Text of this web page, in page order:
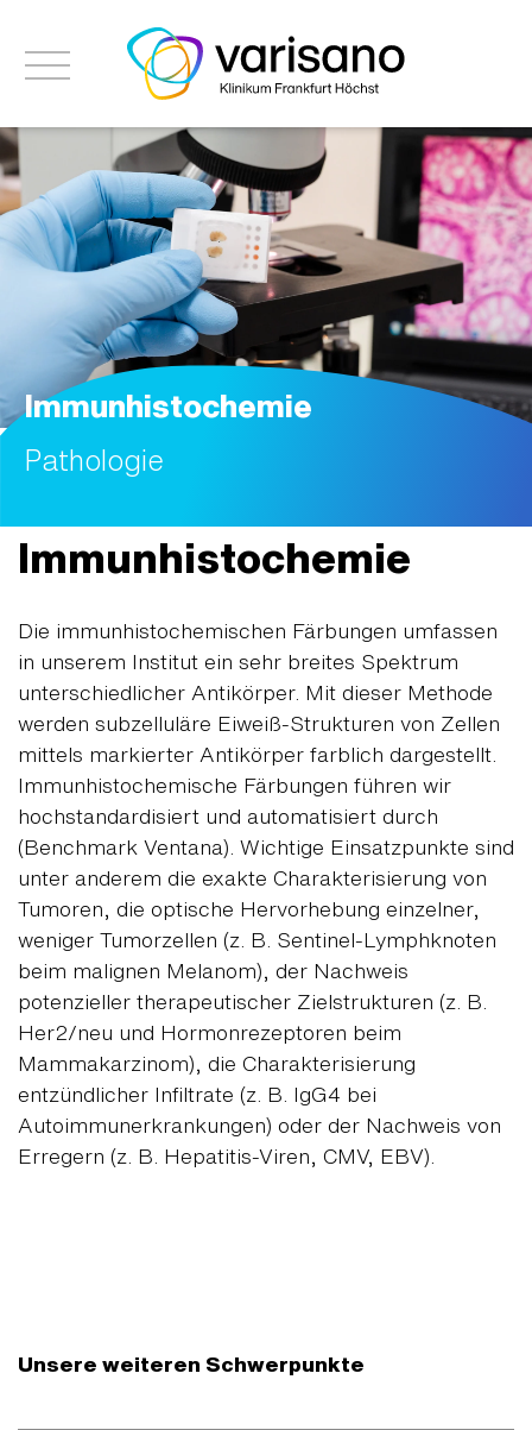
Immunhistochemie
Pathologie
Immunhistochemie
Die immunhistochemischen Färbungen umfassen
in unserem Institut ein sehr breites Spektrum
unterschiedlicher Antikörper. Mit dieser Methode
werden subzelluläre Eiweiß-Strukturen von Zellen
mittels markierter Antikörper farblich dargestellt.
Immunhistochemische Färbungen führen wir
hochstandardisiert und automatisiert durch
(Benchmark Ventana). Wichtige Einsatzpunkte sind
unter anderem die exakte Charakterisierung von
Tumoren, die optische Hervorhebung einzelner,
weniger Tumorzellen (z. B. Sentinel-Lymphknoten
beim malignen Melanom), der Nachweis
potenzieller therapeutischer Zielstrukturen (z. B.
Her2/neu und Hormonrezeptoren beim
Mammakarzinom), die Charakterisierung
entzündlicher Infiltrate (z. B. IgG4 bei
Autoimmunerkrankungen) oder der Nachweis von
Erregern (z. B. Hepatitis-Viren, CMV, EBV).
Unsere weiteren Schwerpunkte